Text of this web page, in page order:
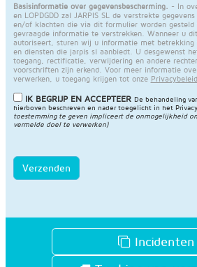
Basisinformatie over gegevensbescherming. - In
en LOPDGDD zal JARPIS SL de verstrekte
en/of klachten die via dit formulier worden gesteld
gevraagde informatie te verstrekken. Wanneer u
autoriseert, sturen wij u informatie met
en diensten die jarpis sl aanbiedt. U desgewenst
toegang, rectificatie, verwijdering en andere
voorschriften zijn erkend. Voor meer informatie
verwerken, u toegang krijgen tot onze Privacybeleid
IK BEGRIJP EN ACCEPTEER De behandeling
hierboven beschreven en nader toegelicht in het
toestemming te geven impliceert de onmogelijkheid
vermelde doel te verwerken)
Verzenden
Incidenten